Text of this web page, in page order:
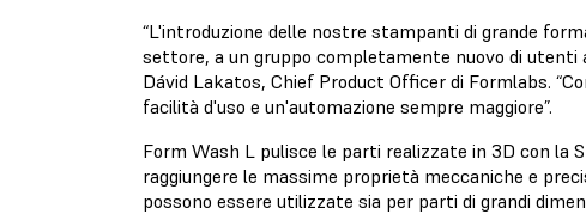
“L'introduzione delle nostre stampanti di grande
settore, a un gruppo completamente nuovo di utenti
Dávid Lakatos, Chief Product Officer di Formlabs.
facilità d'uso e un'automazione sempre maggiore”.
Form Wash L pulisce le parti realizzate in 3D con la
raggiungere le massime proprietà meccaniche e
possono essere utilizzate sia per parti di grandi